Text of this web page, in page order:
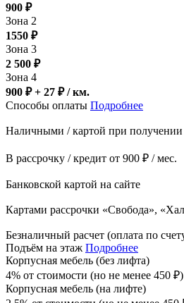
900 ₽
Зона 2
1550 ₽
Зона 3
2 500 ₽
Зона 4
900 ₽ + 27 ₽/ км.
Способы оплаты Подробнее
Наличными / картой при получении
В рассрочку / кредит от 900 ₽ / мес.
Банковской картой на сайте
Картами рассрочки «Свобода»,
Безналичный расчет (оплата по
Подъём на этаж Подробнее
Корпусная мебель (без лифта)
4% от стоимости (но не менее 450 ₽)
Корпусная мебель (на лифте)